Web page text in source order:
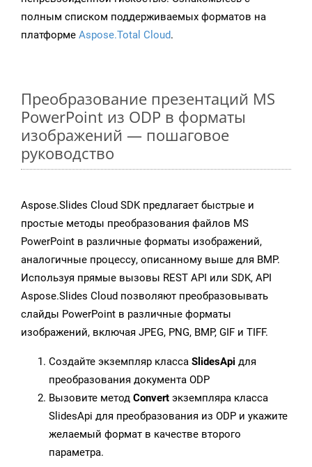
полным списком поддерживаемых форматов на
платформе Aspose.Total Cloud.
Преобразование презентаций MS
PowerPoint из ODP в форматы
изображений — пошаговое
руководство
Aspose.Slides Cloud SDK предлагает быстрые и
простые методы преобразования файлов MS
PowerPoint в различные форматы изображений,
аналогичные процессу, описанному выше для BMP.
Используя прямые вызовы REST API или SDK, API
Aspose.Slides Cloud позволяют преобразовывать
слайды PowerPoint в различные форматы
изображений, включая JPEG, PNG, BMP, GIF и TIFF.
Создайте экземпляр класса SlidesApi для
преобразования документа ODP
Вызовите метод Convert экземпляра класса
SlidesApi для преобразования из ODP и укажите
желаемый формат в качестве второго
параметра.